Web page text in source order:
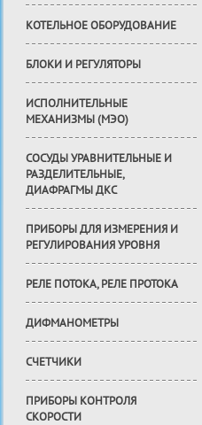
КОТЕЛЬНОЕ ОБОРУДОВАНИЕ
БЛОКИ И РЕГУЛЯТОРЫ
ИСПОЛНИТЕЛЬНЫЕ
МЕХАНИЗМЫ (МЭО)
СОСУДЫ УРАВНИТЕЛЬНЫЕ И
РАЗДЕЛИТЕЛЬНЫЕ,
ДИАФРАГМЫ ДКС
ПРИБОРЫ ДЛЯ ИЗМЕРЕНИЯ И
РЕГУЛИРОВАНИЯ УРОВНЯ
РЕЛЕ ПОТОКА, РЕЛЕ ПРОТОКА
ДИФМАНОМЕТРЫ
СЧЕТЧИКИ
ПРИБОРЫ КОНТРОЛЯ
СКОРОСТИ